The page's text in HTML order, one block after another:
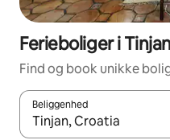
Ferieboliger i
Find og book unikke
Beliggenhed
Når resultaterne er